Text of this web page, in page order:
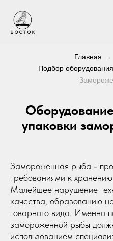
Главная →
Подбор
упаковки
Замороженная рыба -
требованиями к
Малейшее нарушение
качества, образованию
товарного вида. Именно
замороженной рыбы
использованием